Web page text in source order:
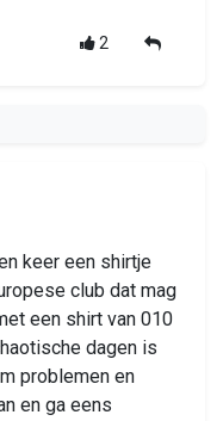
2
keer een shirtje
club dat mag
een shirt van 010
dagen is
problemen en
en ga eens